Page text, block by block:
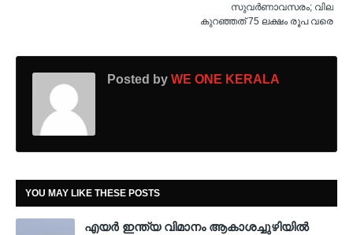
സുവര്‍ണാവസരം; വില
കുറഞ്ഞത് 75 ലക്ഷം രൂപ വരെ
Posted by WE ONE KERALA
YOU MAY LIKE THESE POSTS
എയർ ഇന്ത്യ വിമാനം ആകാശച്ചുഴിയിൽ